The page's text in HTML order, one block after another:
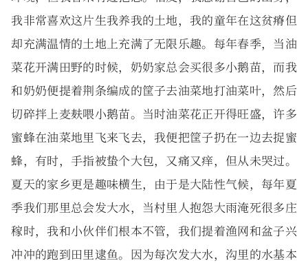
我非常喜欢这片生我养我的土地，我的童年在这贫瘠但
却充满温情的土地上充满了无限乐趣。每年春季，当油
菜花开满田野的时候，奶奶家总会买很多小鹅苗，而我
和奶奶便提着荆条编成的筐子去油菜地打油菜叶，然后
切碎拌上麦麸喂小鹅苗。当时油菜花正开得旺盛，许多
蜜蜂在油菜地里飞来飞去，我便把筐子扔在一边去捉蜜
蜂，有时，手指被蛰个大包，又痛又痒，但从未哭过。
夏天的家乡更是趣味横生，由于是大陆性气候，每年夏
季我们那里总会发大水，当村里人抱怨大雨淹死很多庄
稼时，我和小伙伴们根本不管，我们提着渔网和盆子兴
冲冲的跑到田里逮鱼。因为每次发大水，沟里的水基本